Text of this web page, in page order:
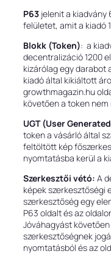
P63 jelenit a
felületet, amit a kiadó
Blokk (Token): a
decentralizáció 1200
kizárólag egy darabot
kiadó által kikiáltott
growthmagazin.hu
követően a token
UGT (User
token a vásárló által
feltöltött kép
nyomtatásba kerül a
Szerkesztői vétó: A
képek szerkesztőségi
szerkesztőség egy
P63 oldalt és az
Jóváhagyást
szerkesztőségnek
nyomtatásból és az